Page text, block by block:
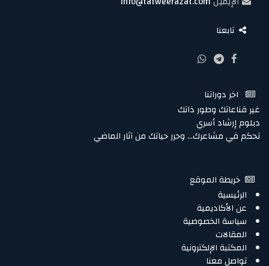
تابعنا
اخر دوراتنا
غير قناعاتك وطور ذاتك
دبلوم إرشاد أسري
تحكم في مشاعرك… وحرر حياتك من آثار الماضي
خريطة الموقع
الرئيسية
عن الأكاديمية
سياسة الخصوصية
المقالات
المكتبة الإلكترونية
تواصل معنا